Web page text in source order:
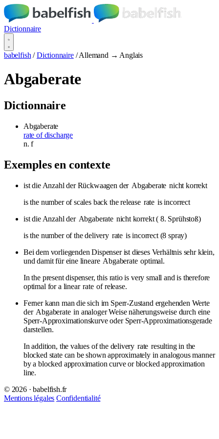
Dictionnaire
babelfish / Dictionnaire / Allemand → Anglais
Abgaberate
Dictionnaire
Abgaberate
rate of discharge
n.f
Exemples en contexte
ist die Anzahl der Rückwaagen der Abgaberate nicht korrekt
is the number of scales back the release rate is incorrect
ist die Anzahl der Abgaberate nicht korrekt ( 8. Sprühstoß)
is the number of the delivery rate is incorrect (8 spray)
Bei dem vorliegenden Dispenser ist dieses Verhältnis sehr klein,
und damit für eine lineare Abgaberate optimal.
In the present dispenser, this ratio is very small and is therefore
optimal for a linear rate of release.
Ferner kann man die sich im Sperr-Zustand ergehenden Werte
der Abgaberate in analoger Weise näherungsweise durch eine
Sperr-Approximationskurve oder Sperr-Approximationsgerade
darstellen.
In addition, the values of the delivery rate resulting in the
blocked state can be shown approximately in analogous manner
by a blocked approximation curve or blocked approximation
line.
© 2026 · babelfish.fr
Mentions légales Confidentialité